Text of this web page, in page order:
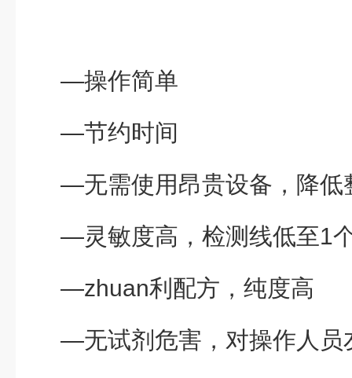
—操作简单
—节约时间
—无需使用昂贵设备，降低
—灵敏度高，检测线低至1
—zhuan利配方，纯度高
—无试剂危害，对操作人员